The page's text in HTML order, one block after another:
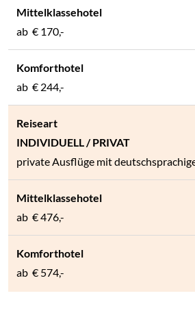
ab € 170,-
ab € 244,-
INDIVIDUELL / PRIVAT
private Ausflüge mit
ab € 476,-
ab € 574,-